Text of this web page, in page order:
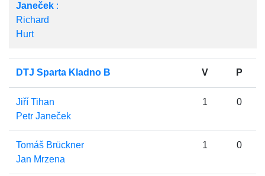
Janeček :
Richard
Hurt
DTJ Sparta Kladno B V P
Jiří Tihan
Petr Janeček
1 0
Tomáš Brückner
Jan Mrzena
1 0